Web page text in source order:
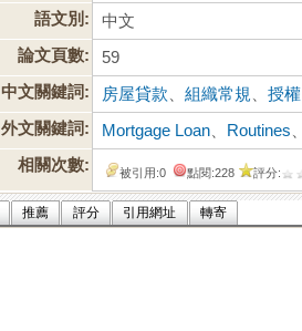
語文別:
中文
論文頁數:
59
中文關鍵詞:
房屋貸款 、組織常規 、授權
外文關鍵詞:
Mortgage Loan Routines
相關次數:
被引用:0 點閱:228 評分:
推薦 評分 引用網址 轉寄